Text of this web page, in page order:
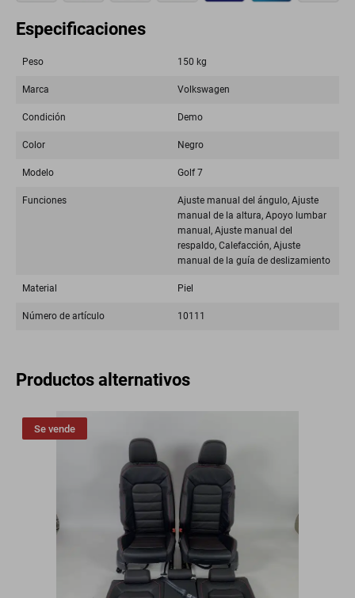
Especificaciones
Peso 150 kg
Marca Volkswagen
Condición Demo
Color Negro
Modelo Golf 7
Funciones
Ajuste manual del ángulo, Ajuste
manual de la altura, Apoyo lumbar
manual, Ajuste manual del
respaldo, Calefacción, Ajuste
manual de la guía de deslizamiento
Material Piel
Número de artículo 10111
Productos alternativos
Se vende